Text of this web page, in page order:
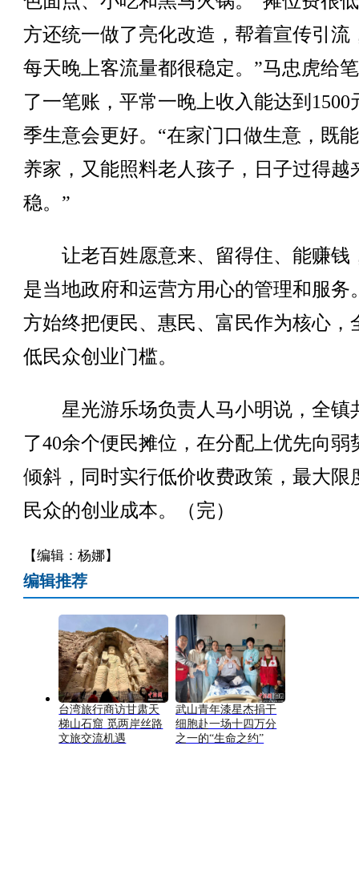
方还统一做了亮化改造，帮着宣传引流
每天晚上客流量都很稳定。”马忠虎给
了一笔账，平常一晚上收入能达到1500
季生意会更好。“在家门口做生意，既
养家，又能照料老人孩子，日子过得越
稳。”
让老百姓愿意来、留得住、能赚钱
是当地政府和运营方用心的管理和服务
方始终把便民、惠民、富民作为核心，
低民众创业门槛。
星光游乐场负责人马小明说，全镇
了40余个便民摊位，在分配上优先向弱
倾斜，同时实行低价收费政策，最大限
民众的创业成本。（完）
【编辑：杨娜】
编辑推荐
台湾旅行商访甘肃天
梯山石窟 觅两岸丝路
文旅交流机遇
武山青年漆星杰捐干
细胞赴一场十四万分
之一的“生命之约”